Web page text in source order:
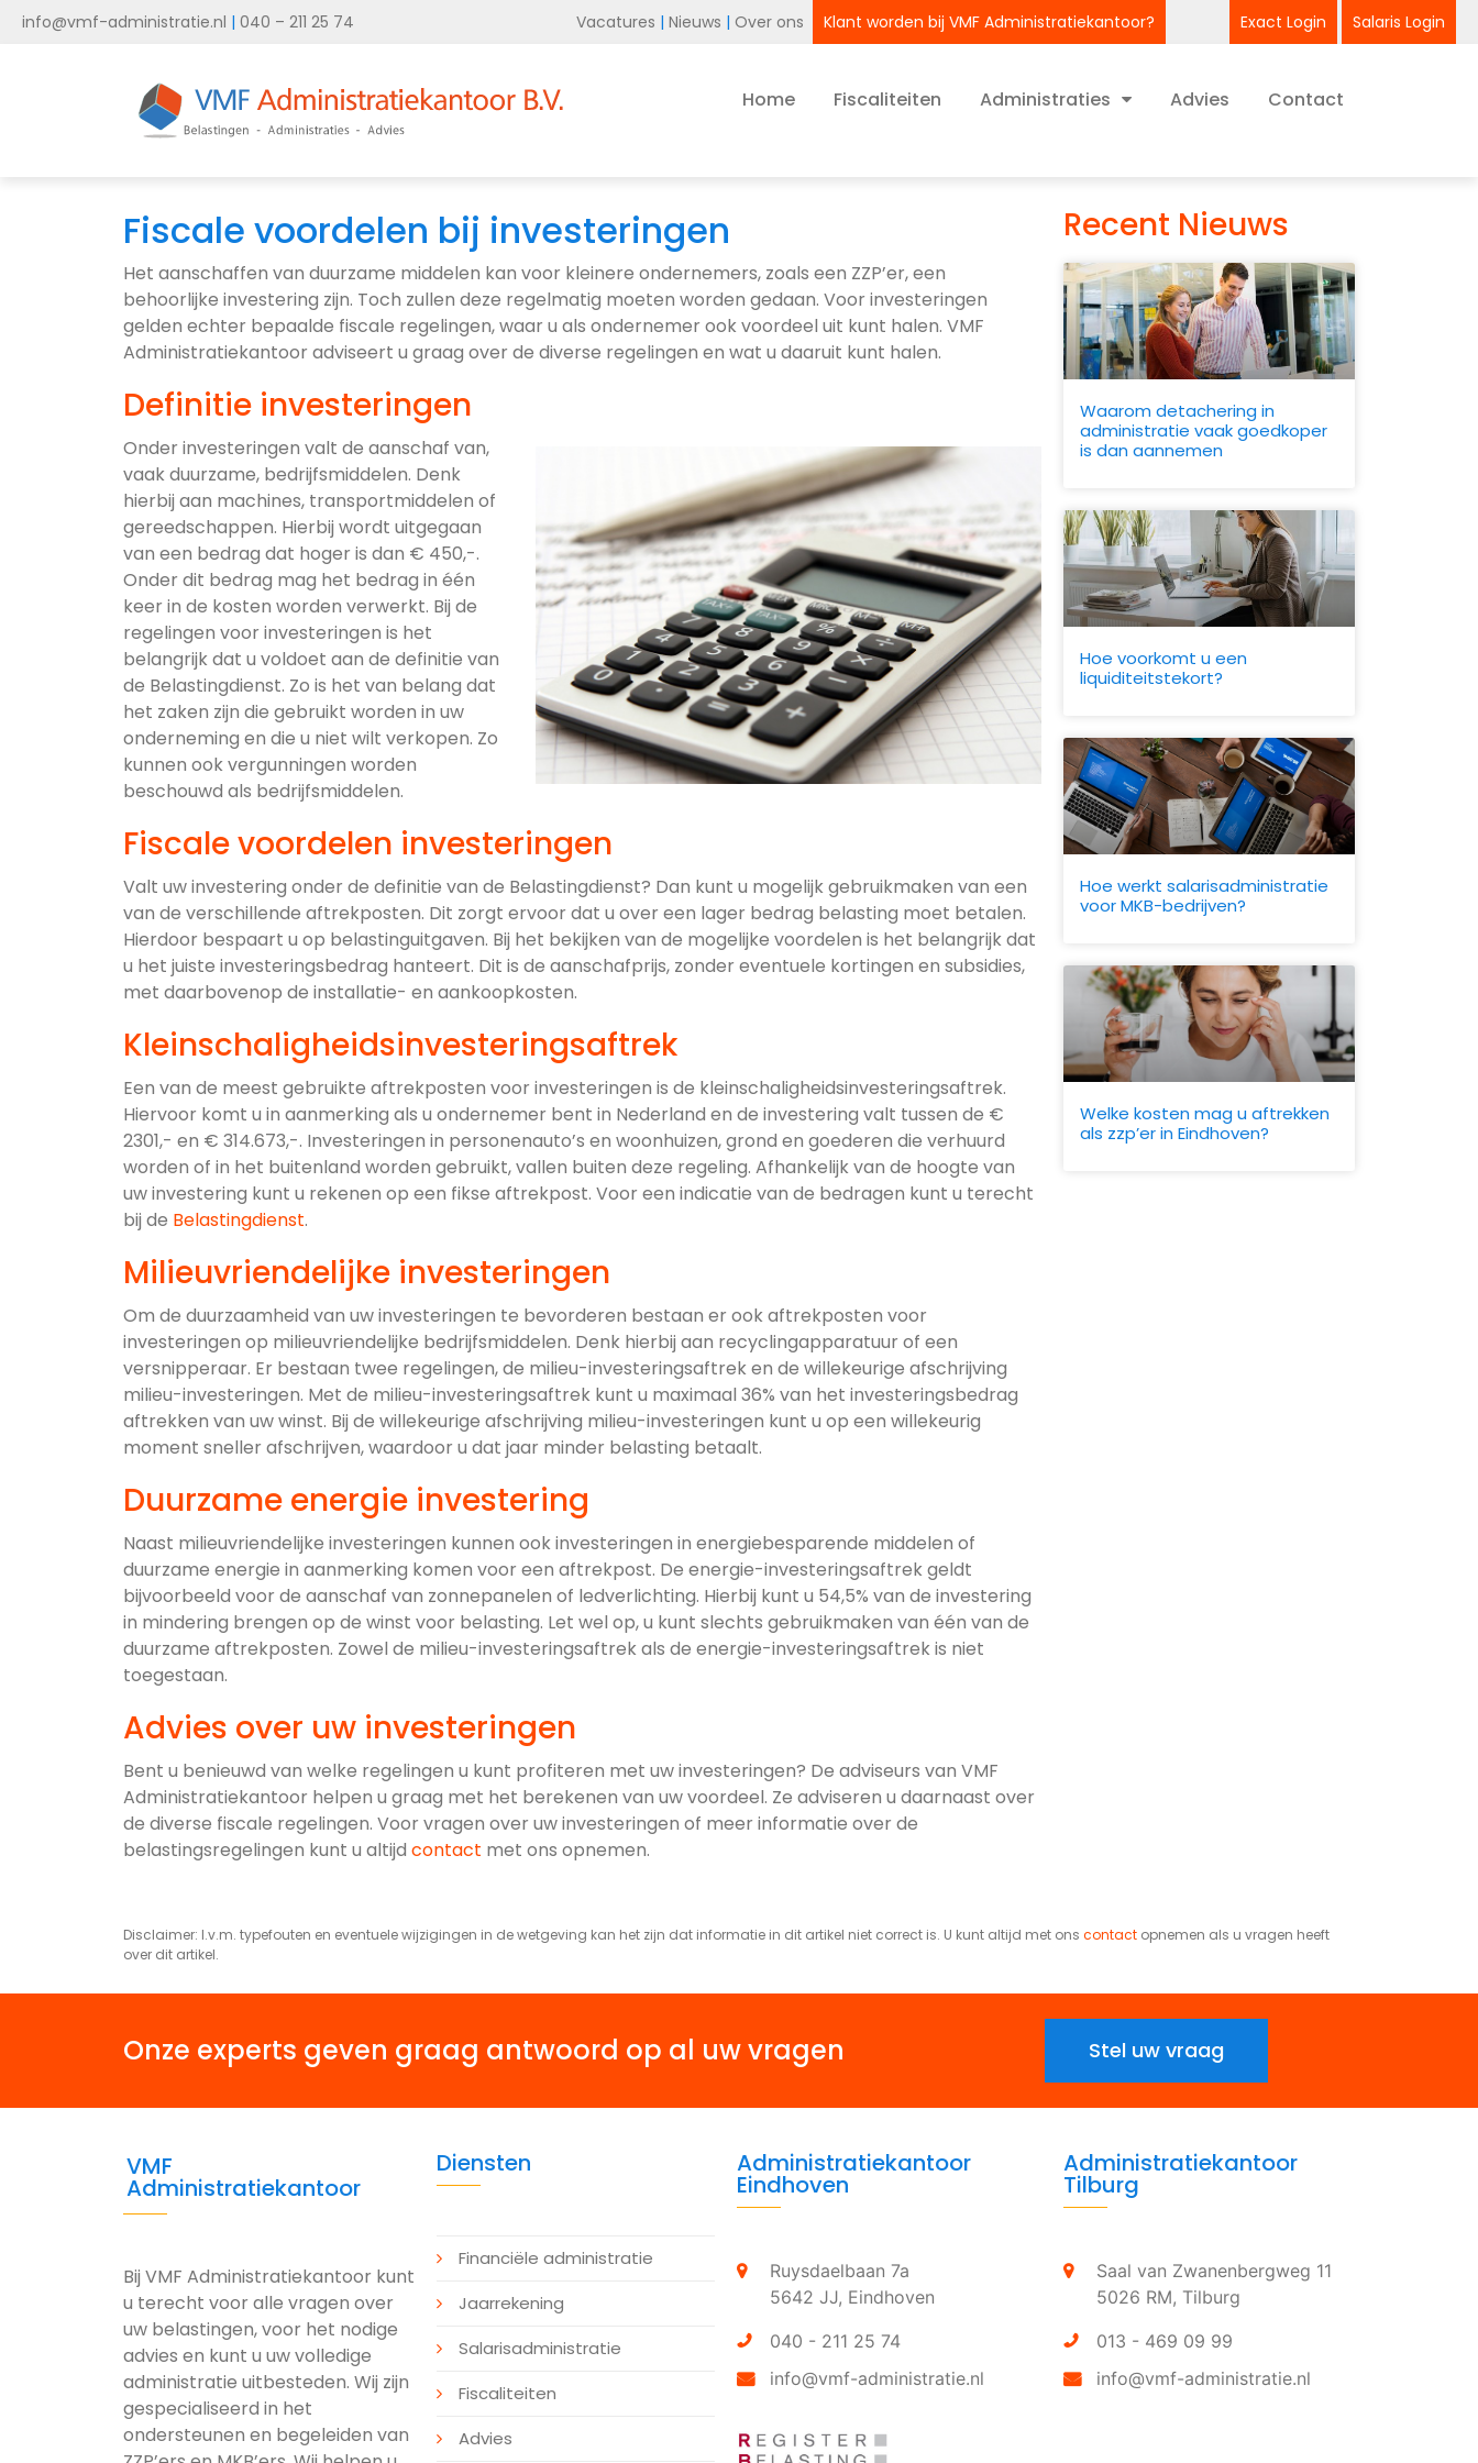
info@vmf-administratie.nl | 040 – 211 25 74 Vacatures | Nieuws | Over ons Klant worden bij VMF Administratiekantoor? Exact Login Salaris Login
Home Fiscaliteiten Administraties Advies Contact
Fiscale voordelen bij investeringen
Het aanschaffen van duurzame middelen kan voor kleinere ondernemers, zoals een ZZP’er, een
behoorlijke investering zijn. Toch zullen deze regelmatig moeten worden gedaan. Voor investeringen
gelden echter bepaalde fiscale regelingen, waar u als ondernemer ook voordeel uit kunt halen. VMF
Administratiekantoor adviseert u graag over de diverse regelingen en wat u daaruit kunt halen.
Definitie investeringen
Onder investeringen valt de aanschaf van,
vaak duurzame, bedrijfsmiddelen. Denk
hierbij aan machines, transportmiddelen of
gereedschappen. Hierbij wordt uitgegaan
van een bedrag dat hoger is dan € 450,-.
Onder dit bedrag mag het bedrag in één
keer in de kosten worden verwerkt. Bij de
regelingen voor investeringen is het
belangrijk dat u voldoet aan de definitie van
de Belastingdienst. Zo is het van belang dat
het zaken zijn die gebruikt worden in uw
onderneming en die u niet wilt verkopen. Zo
kunnen ook vergunningen worden
beschouwd als bedrijfsmiddelen.
Fiscale voordelen investeringen
Valt uw investering onder de definitie van de Belastingdienst? Dan kunt u mogelijk gebruikmaken van een
van de verschillende aftrekposten. Dit zorgt ervoor dat u over een lager bedrag belasting moet betalen.
Hierdoor bespaart u op belastinguitgaven. Bij het bekijken van de mogelijke voordelen is het belangrijk dat
u het juiste investeringsbedrag hanteert. Dit is de aanschafprijs, zonder eventuele kortingen en subsidies,
met daarbovenop de installatie- en aankoopkosten.
Kleinschaligheidsinvesteringsaftrek
Een van de meest gebruikte aftrekposten voor investeringen is de kleinschaligheidsinvesteringsaftrek.
Hiervoor komt u in aanmerking als u ondernemer bent in Nederland en de investering valt tussen de €
2301,- en € 314.673,-. Investeringen in personenauto’s en woonhuizen, grond en goederen die verhuurd
worden of in het buitenland worden gebruikt, vallen buiten deze regeling. Afhankelijk van de hoogte van
uw investering kunt u rekenen op een fikse aftrekpost. Voor een indicatie van de bedragen kunt u terecht
bij de Belastingdienst.
Milieuvriendelijke investeringen
Om de duurzaamheid van uw investeringen te bevorderen bestaan er ook aftrekposten voor
investeringen op milieuvriendelijke bedrijfsmiddelen. Denk hierbij aan recyclingapparatuur of een
versnipperaar. Er bestaan twee regelingen, de milieu-investeringsaftrek en de willekeurige afschrijving
milieu-investeringen. Met de milieu-investeringsaftrek kunt u maximaal 36% van het investeringsbedrag
aftrekken van uw winst. Bij de willekeurige afschrijving milieu-investeringen kunt u op een willekeurig
moment sneller afschrijven, waardoor u dat jaar minder belasting betaalt.
Duurzame energie investering
Naast milieuvriendelijke investeringen kunnen ook investeringen in energiebesparende middelen of
duurzame energie in aanmerking komen voor een aftrekpost. De energie-investeringsaftrek geldt
bijvoorbeeld voor de aanschaf van zonnepanelen of ledverlichting. Hierbij kunt u 54,5% van de investering
in mindering brengen op de winst voor belasting. Let wel op, u kunt slechts gebruikmaken van één van de
duurzame aftrekposten. Zowel de milieu-investeringsaftrek als de energie-investeringsaftrek is niet
toegestaan.
Advies over uw investeringen
Bent u benieuwd van welke regelingen u kunt profiteren met uw investeringen? De adviseurs van VMF
Administratiekantoor helpen u graag met het berekenen van uw voordeel. Ze adviseren u daarnaast over
de diverse fiscale regelingen. Voor vragen over uw investeringen of meer informatie over de
belastingsregelingen kunt u altijd contact met ons opnemen.
Recent Nieuws
Waarom detachering in
administratie vaak goedkoper
is dan aannemen
Hoe voorkomt u een
liquiditeitstekort?
Hoe werkt salarisadministratie
voor MKB-bedrijven?
Welke kosten mag u aftrekken
als zzp’er in Eindhoven?
Disclaimer: I.v.m. typefouten en eventuele wijzigingen in de wetgeving kan het zijn dat informatie in dit artikel niet correct is. U kunt altijd met ons contact opnemen als u vragen heeft
over dit artikel.
Onze experts geven graag antwoord op al uw vragen Stel uw vraag
VMF
Administratiekantoor
Bij VMF Administratiekantoor kunt
u terecht voor alle vragen over
uw belastingen, voor het nodige
advies en kunt u uw volledige
administratie uitbesteden. Wij zijn
gespecialiseerd in het
ondersteunen en begeleiden van
Diensten
Financiële administratie
Jaarrekening
Salarisadministratie
Fiscaliteiten
Advies
Administratiekantoor
Eindhoven
Ruysdaelbaan 7a
5642 JJ, Eindhoven
040 - 211 25 74
info@vmf-administratie.nl
Administratiekantoor
Tilburg
Saal van Zwanenbergweg 11
5026 RM, Tilburg
013 - 469 09 99
info@vmf-administratie.nl